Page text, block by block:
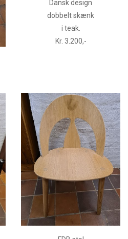
Dansk design
dobbelt skænk
i teak.
Kr. 3.200,-